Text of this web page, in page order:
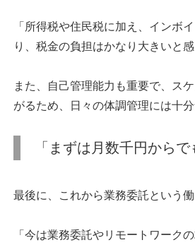
「所得税や住民税に加え、インボ
り、税金の負担はかなり大きいと感
また、自己管理能力も重要で、ス
がるため、日々の体調管理には十
「まずは月数千円から
最後に、これから業務委託という
「今は業務委託やリモートワーク